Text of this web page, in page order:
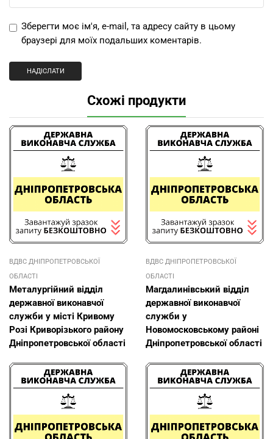
Зберегти моє ім'я, e-mail, та адресу сайту в цьому
браузері для моїх подальших коментарів.
Схожі продукти
ВДВС ДНІПРОПЕТРОВСЬКОЇ
ОБЛАСТІ
Металургійний відділ
державної виконавчої
служби у місті Кривому
Розі Криворізького району
Дніпропетровської області
ВДВС ДНІПРОПЕТРОВСЬКОЇ
ОБЛАСТІ
Магдалинівський відділ
державної виконавчої
служби у
Новомосковському районі
Дніпропетровської області